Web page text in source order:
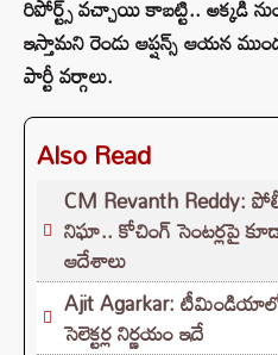
రిపోర్ట్స్‌ వచ్చాయి కాబట్టి.. అక్కడి
ఇస్తామని రెండు ఆప్షన్స్‌ ఆయన
పార్టీ వర్గాలు.
Also Read
CM Revanth Reddy:
నిఘా.. కోచింగ్ సెంటర్లపై
ఆదేశాలు
Ajit Agarkar: టీమిండియాలో
సెలెక్టర్ల నిర్ణయం ఇదే